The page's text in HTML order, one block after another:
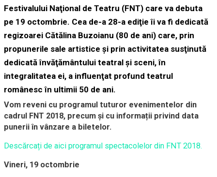
Festivalului Naţional de Teatru (FNT) care va debuta
pe 19 octombrie. Cea de-a 28-a ediţie îi va fi dedicată
regizoarei Cătălina Buzoianu (80 de ani) care, prin
propunerile sale artistice şi prin activitatea susţinută
dedicată învăţământului teatral şi sceni, în
integralitatea ei, a influenţat profund teatrul
românesc în ultimii 50 de ani.
Vom reveni cu programul tuturor evenimentelor din
cadrul FNT 2018, precum și cu informații privind data
punerii în vânzare a biletelor.
Descărcați de aici programul spectacolelor din FNT 2018.
Vineri, 19 octombrie